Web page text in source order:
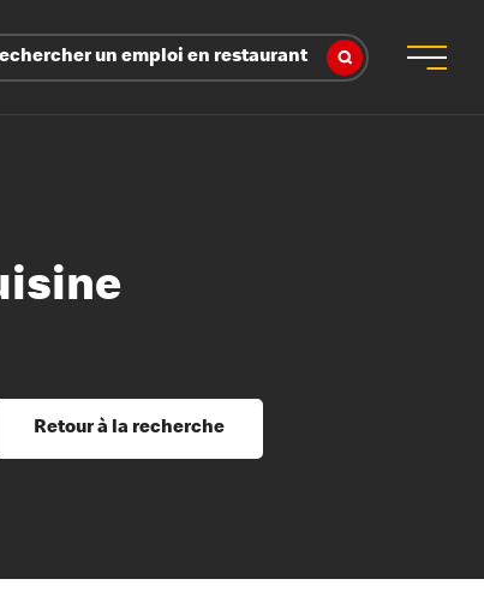
un emploi en restaurant
perfectionnement
Retour à la recherche